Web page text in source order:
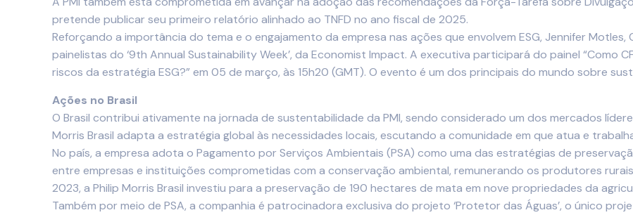
pretende publicar seu primeiro relatório alinhado ao TNFD no ano fiscal de 2025.
Reforçando a importância do tema e o engajamento da empresa nas ações que envolvem ESG, Jennifer Motles,
painelistas do ‘9th Annual Sustainability Week’, da Economist Impact. A executiva participará do painel “Como
riscos da estratégia ESG?” em 05 de março, às 15h20 (GMT). O evento é um dos principais do mundo sobre
Ações no Brasil
O Brasil contribui ativamente na jornada de sustentabilidade da PMI, sendo considerado um dos mercados
Morris Brasil adapta a estratégia global às necessidades locais, escutando a comunidade em que atua e
No país, a empresa adota o Pagamento por Serviços Ambientais (PSA) como uma das estratégias de
entre empresas e instituições comprometidas com a conservação ambiental, remunerando os produtores
2023, a Philip Morris Brasil investiu para a preservação de 190 hectares de mata em nove propriedades da
Também por meio de PSA, a companhia é patrocinadora exclusiva do projeto ‘Protetor das Águas’, o único